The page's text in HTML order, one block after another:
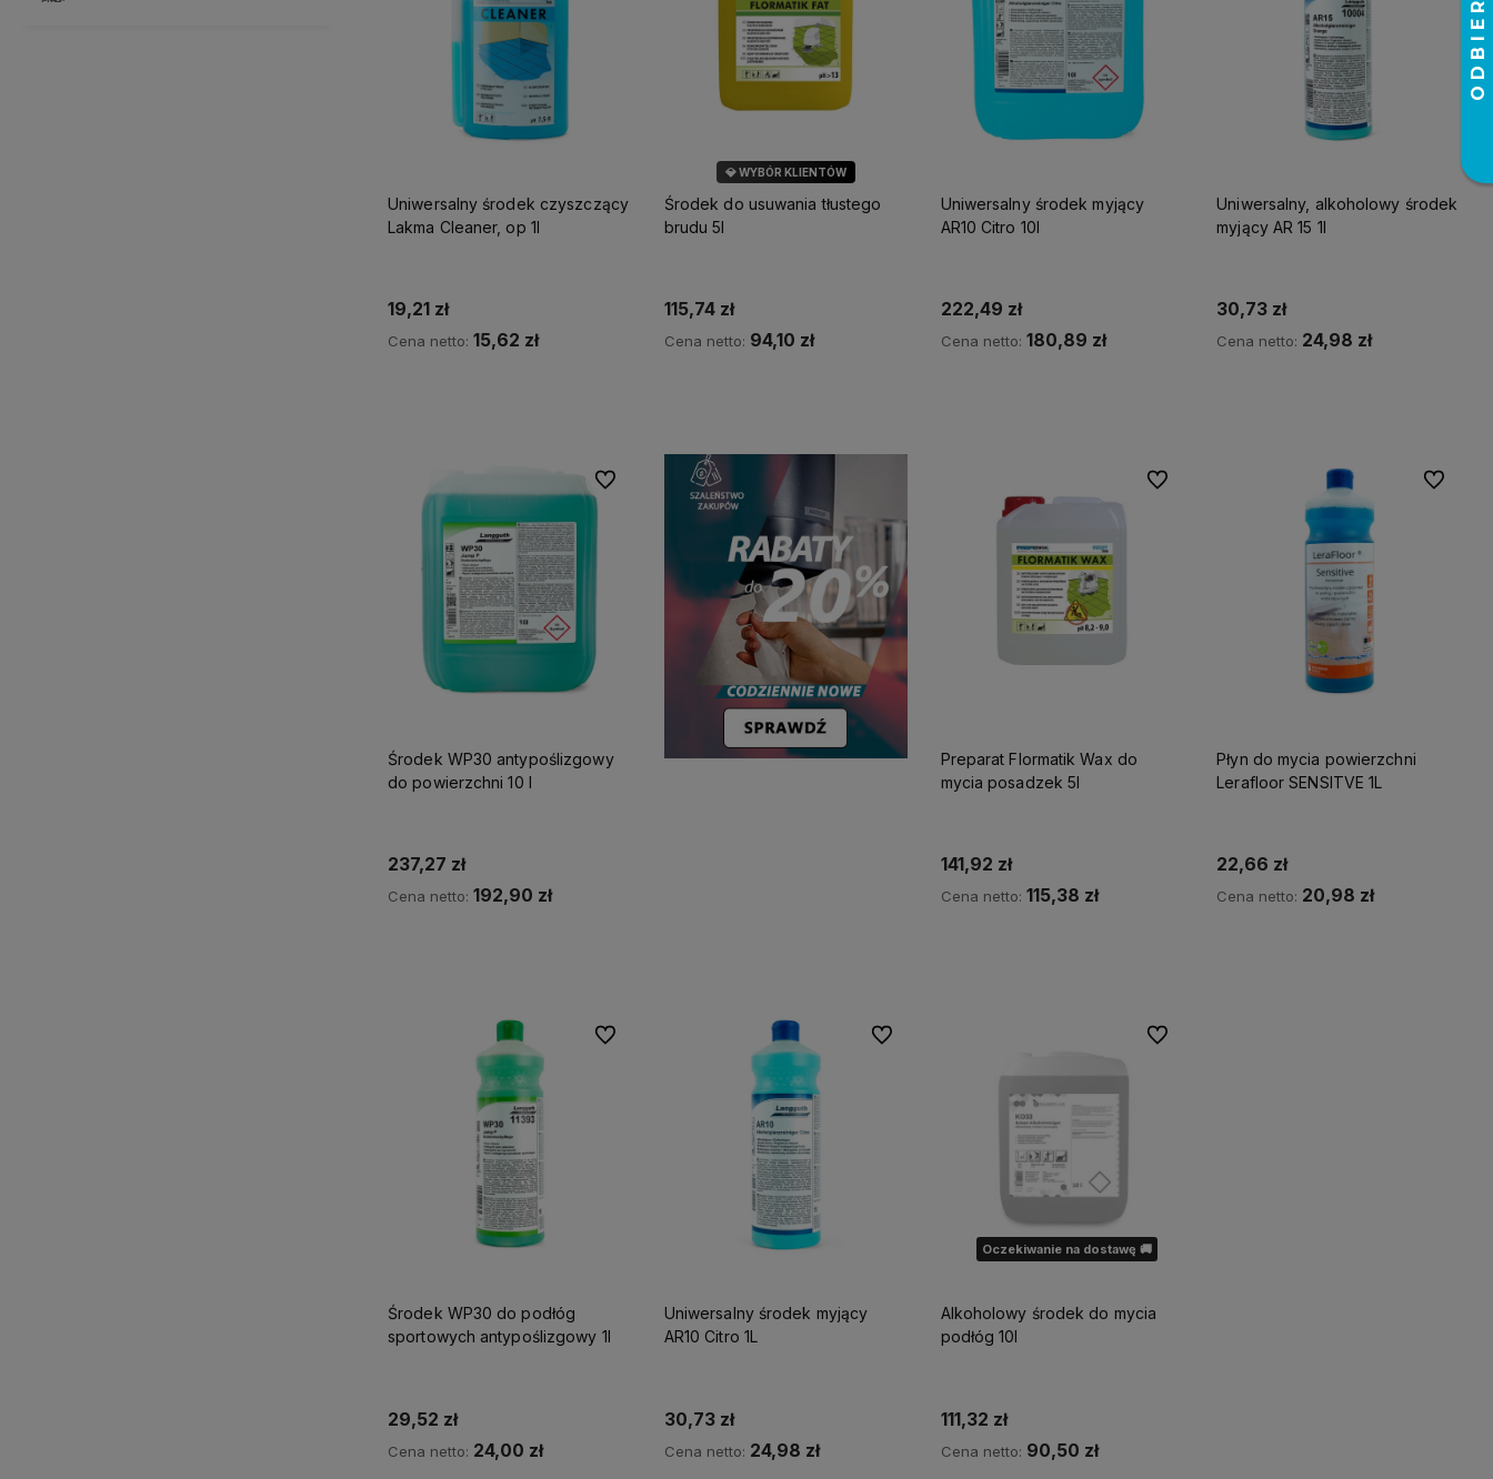
Uniwersalny środek czyszczący
Lakma Cleaner, op 1l
19,21 zł
Cena netto: 15,62 zł
💎 WYBÓR KLIENTÓW
Środek do usuwania tłustego
brudu 5l
115,74 zł
Cena netto: 94,10 zł
Uniwersalny środek myjący
AR10 Citro 10l
222,49 zł
Cena netto: 180,89 zł
Uniwersalny, alkoholowy środek
myjący AR 15 1l
30,73 zł
Cena netto: 24,98 zł
Środek WP30 antypoślizgowy
do powierzchni 10 l
237,27 zł
Cena netto: 192,90 zł
Do ulubionych
Preparat Flormatik Wax do
mycia posadzek 5l
141,92 zł
Cena netto: 115,38 zł
Do ulubionych
Płyn do mycia powierzchni
Lerafloor SENSITVE 1L
22,66 zł
Cena netto: 20,98 zł
Do
Środek WP30 do podłóg
sportowych antypoślizgowy 1l
29,52 zł
Cena netto: 24,00 zł
Do ulubionych
Uniwersalny środek myjący
AR10 Citro 1L
30,73 zł
Cena netto: 24,98 zł
Do ulubionych
Oczekiwanie na dostawę 🚚
Alkoholowy środek do mycia
podłóg 10l
111,32 zł
Cena netto: 90,50 zł
Do ulubionych